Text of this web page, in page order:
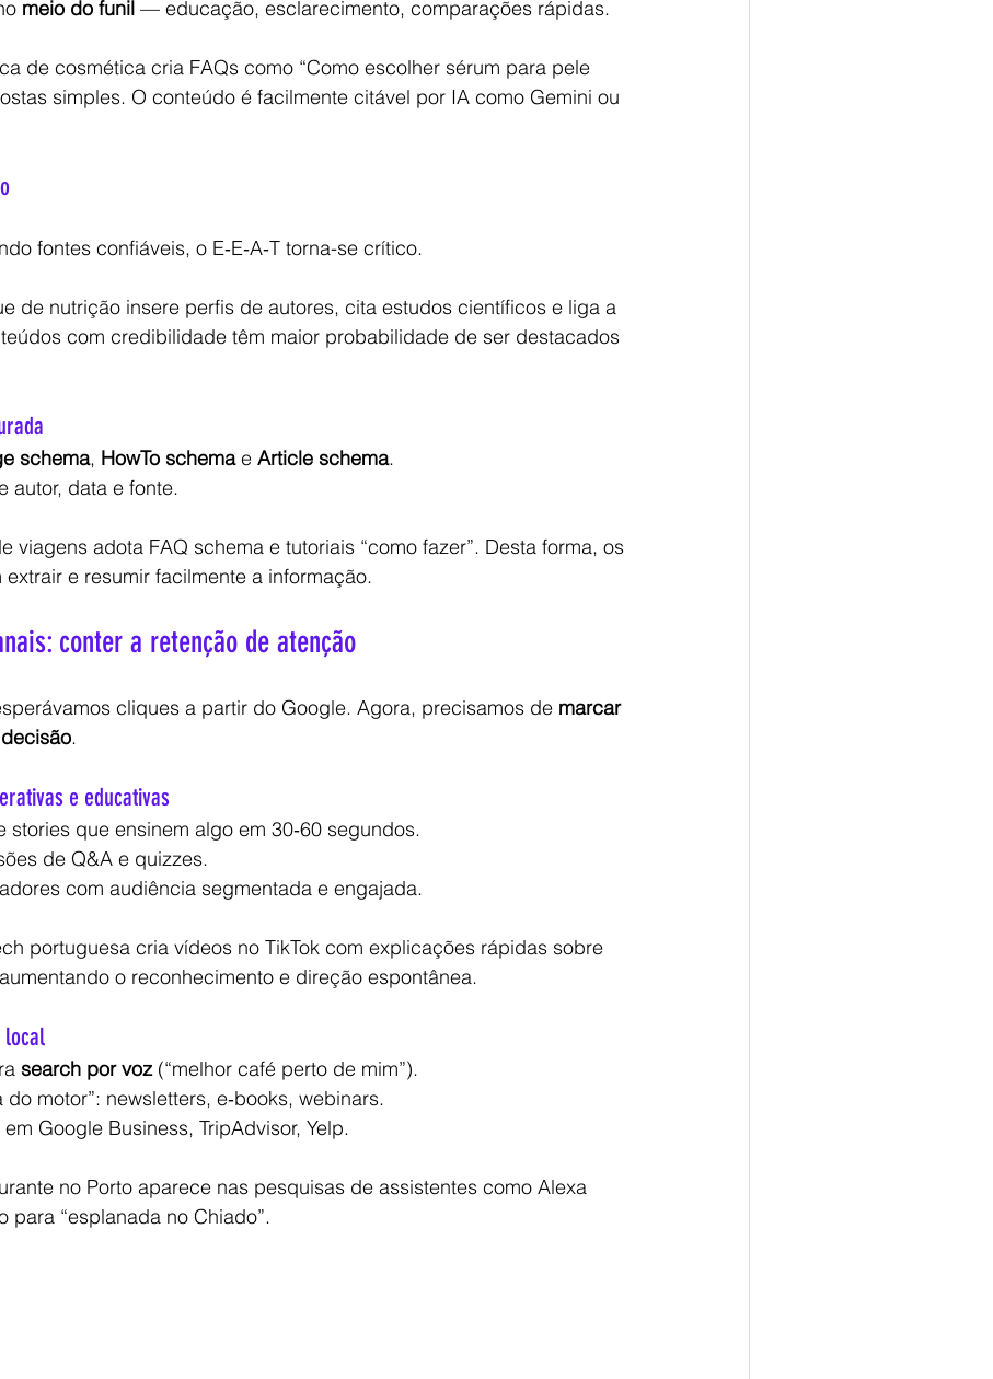
meio do funil — educação, esclarecimento, comparações rápidas.
de cosmética cria FAQs como “Como escolher sérum para pele
simples. O conteúdo é facilmente citável por IA como Gemini ou
fontes confiáveis, o E‑E‑A‑T torna-se crítico.
de nutrição insere perfis de autores, cita estudos científicos e liga a
com credibilidade têm maior probabilidade de ser destacados
schema, HowTo schema e Article schema.
autor, data e fonte.
viagens adota FAQ schema e tutoriais “como fazer”. Desta forma, os
e resumir facilmente a informação.
conter a retenção de atenção
cliques a partir do Google. Agora, precisamos de marcar
.
e educativas
stories que ensinem algo em 30‑60 segundos.
de Q&A e quizzes.
com audiência segmentada e engajada.
portuguesa cria vídeos no TikTok com explicações rápidas sobre
o reconhecimento e direção espontânea.
local
search por voz (“melhor café perto de mim”).
do motor”: newsletters, e‑books, webinars.
Google Business, TripAdvisor, Yelp.
no Porto aparece nas pesquisas de assistentes como Alexa
para “esplanada no Chiado”.